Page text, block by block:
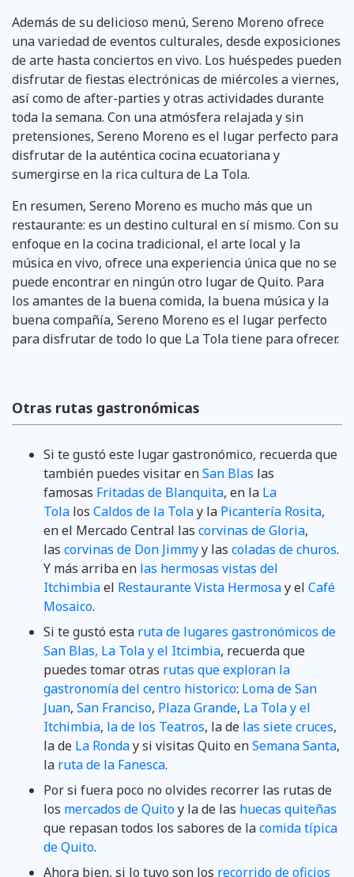
Además de su delicioso menú, Sereno Moreno ofrece
una variedad de eventos culturales, desde exposiciones
de arte hasta conciertos en vivo. Los huéspedes pueden
disfrutar de fiestas electrónicas de miércoles a viernes,
así como de after-parties y otras actividades durante
toda la semana. Con una atmósfera relajada y sin
pretensiones, Sereno Moreno es el lugar perfecto para
disfrutar de la auténtica cocina ecuatoriana y
sumergirse en la rica cultura de La Tola.
En resumen, Sereno Moreno es mucho más que un
restaurante: es un destino cultural en sí mismo. Con su
enfoque en la cocina tradicional, el arte local y la
música en vivo, ofrece una experiencia única que no se
puede encontrar en ningún otro lugar de Quito. Para
los amantes de la buena comida, la buena música y la
buena compañía, Sereno Moreno es el lugar perfecto
para disfrutar de todo lo que La Tola tiene para ofrecer.
Otras rutas gastronómicas
Si te gustó este lugar gastronómico, recuerda que
también puedes visitar enSan Blas las
famosas Fritadas de Blanquita, en la La
Tola los Caldos de la Tolay la Picantería Rosita,
en el Mercado Central las corvinas de Gloria,
las corvinas de Don Jimmyy las coladas de churos.
Y más arriba en las hermosas vistas del
Itchimbiael Restaurante Vista Hermosay el Café
Mosaico.
Si te gustó esta ruta de lugares gastronómicos de
San Blas, La Tola y el Itcimbia, recuerda que
puedes tomar otras rutas que exploran la
gastronomía del centro historico: Loma de San
Juan, San Franciso, Plaza Grande, La Tola y el
Itchimbia, la de los Teatros, la de las siete cruces,
la de La Ronday si visitas Quito enSemana Santa,
la ruta de la Fanesca.
Por si fuera poco no olvides recorrer las rutas de
los mercados de Quitoy la de las huecas quiteñas
que repasan todos los sabores de lacomida típica
de Quito.
Ahora bien, si lo tuyo son los recorrido de oficios